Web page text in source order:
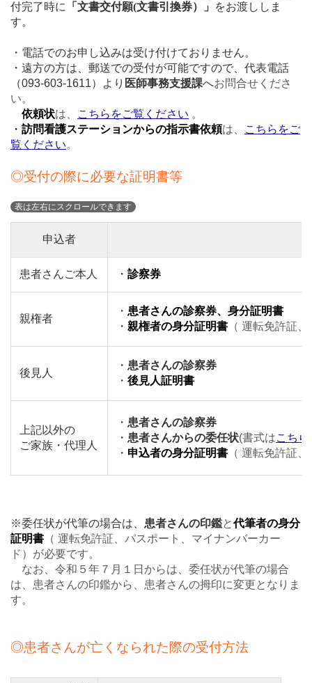
付完了時に
「文書交付願(文書引換券）」
をお渡ししま
す。
・電話でのお申し込みは受け付けておりません。
・遠方の方は、郵送での受付が可能ですので、代表電話
（093-603-1611）より 医師事務支援課へお問合せくださ
い。
依頼状は、 こちらをご覧ください 。
・ 訪問看護ステーションからの指示書依頼は、
こちらをご
覧ください。
◎受付の際に必要な証明書等
申込者
患者さんご本人 ・ 診察券
親権者
・ 患者さんの診察券、身分証明書
・ 親権者の身分証明書 （ 運転免許証
後見人
・ 患者さんの診察券
・ 後見人証明書
上記以外の
ご家族・代理人
・ 患者さんの診察券
・ 患者さんからの委任状(書式はこち
・ 申込者の身分証明書 （ 運転免許証
※委任状が代筆の場合は、 患者さんの印鑑と代筆者の身分
証明書 （ 運転免許証、パスポート、マイナンバーカー
ド）が必要です。
なお、令和５年７月１日からは、委任状が代筆の場合
は、患者さんの印鑑から、患者さんの拇印に変更となりま
す。
◎患者さんが亡くなられた際の受付方法